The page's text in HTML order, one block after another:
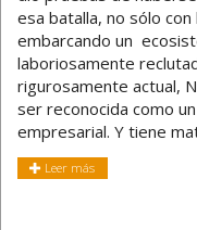
esa batalla, no sólo
embarcando un
laboriosamente
rigurosamente actual,
ser reconocida como
empresarial. Y tiene
Leer más